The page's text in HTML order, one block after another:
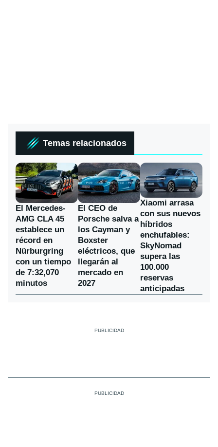
Temas relacionados
El Mercedes-
AMG CLA 45
establece un
récord en
Nürburgring
con un tiempo
de 7:32,070
minutos
El CEO de
Porsche salva a
los Cayman y
Boxster
eléctricos, que
llegarán al
mercado en
2027
Xiaomi arrasa
con sus nuevos
híbridos
enchufables:
SkyNomad
supera las
100.000
reservas
anticipadas